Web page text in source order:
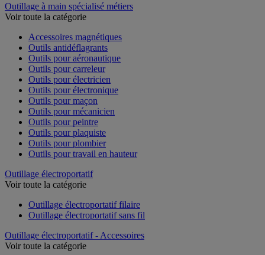
Outillage à main spécialisé métiers
Voir toute la catégorie
Accessoires magnétiques
Outils antidéflagrants
Outils pour aéronautique
Outils pour carreleur
Outils pour électricien
Outils pour électronique
Outils pour maçon
Outils pour mécanicien
Outils pour peintre
Outils pour plaquiste
Outils pour plombier
Outils pour travail en hauteur
Outillage électroportatif
Voir toute la catégorie
Outillage électroportatif filaire
Outillage électroportatif sans fil
Outillage électroportatif - Accessoires
Voir toute la catégorie